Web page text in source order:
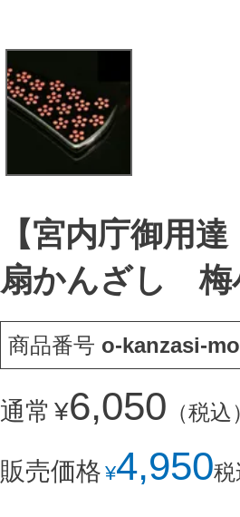
【宮内庁御用
扇かんざし 梅
商品番号 o-kanzasi-
通常 ¥6,050 （税
販売価格 ¥4,950税